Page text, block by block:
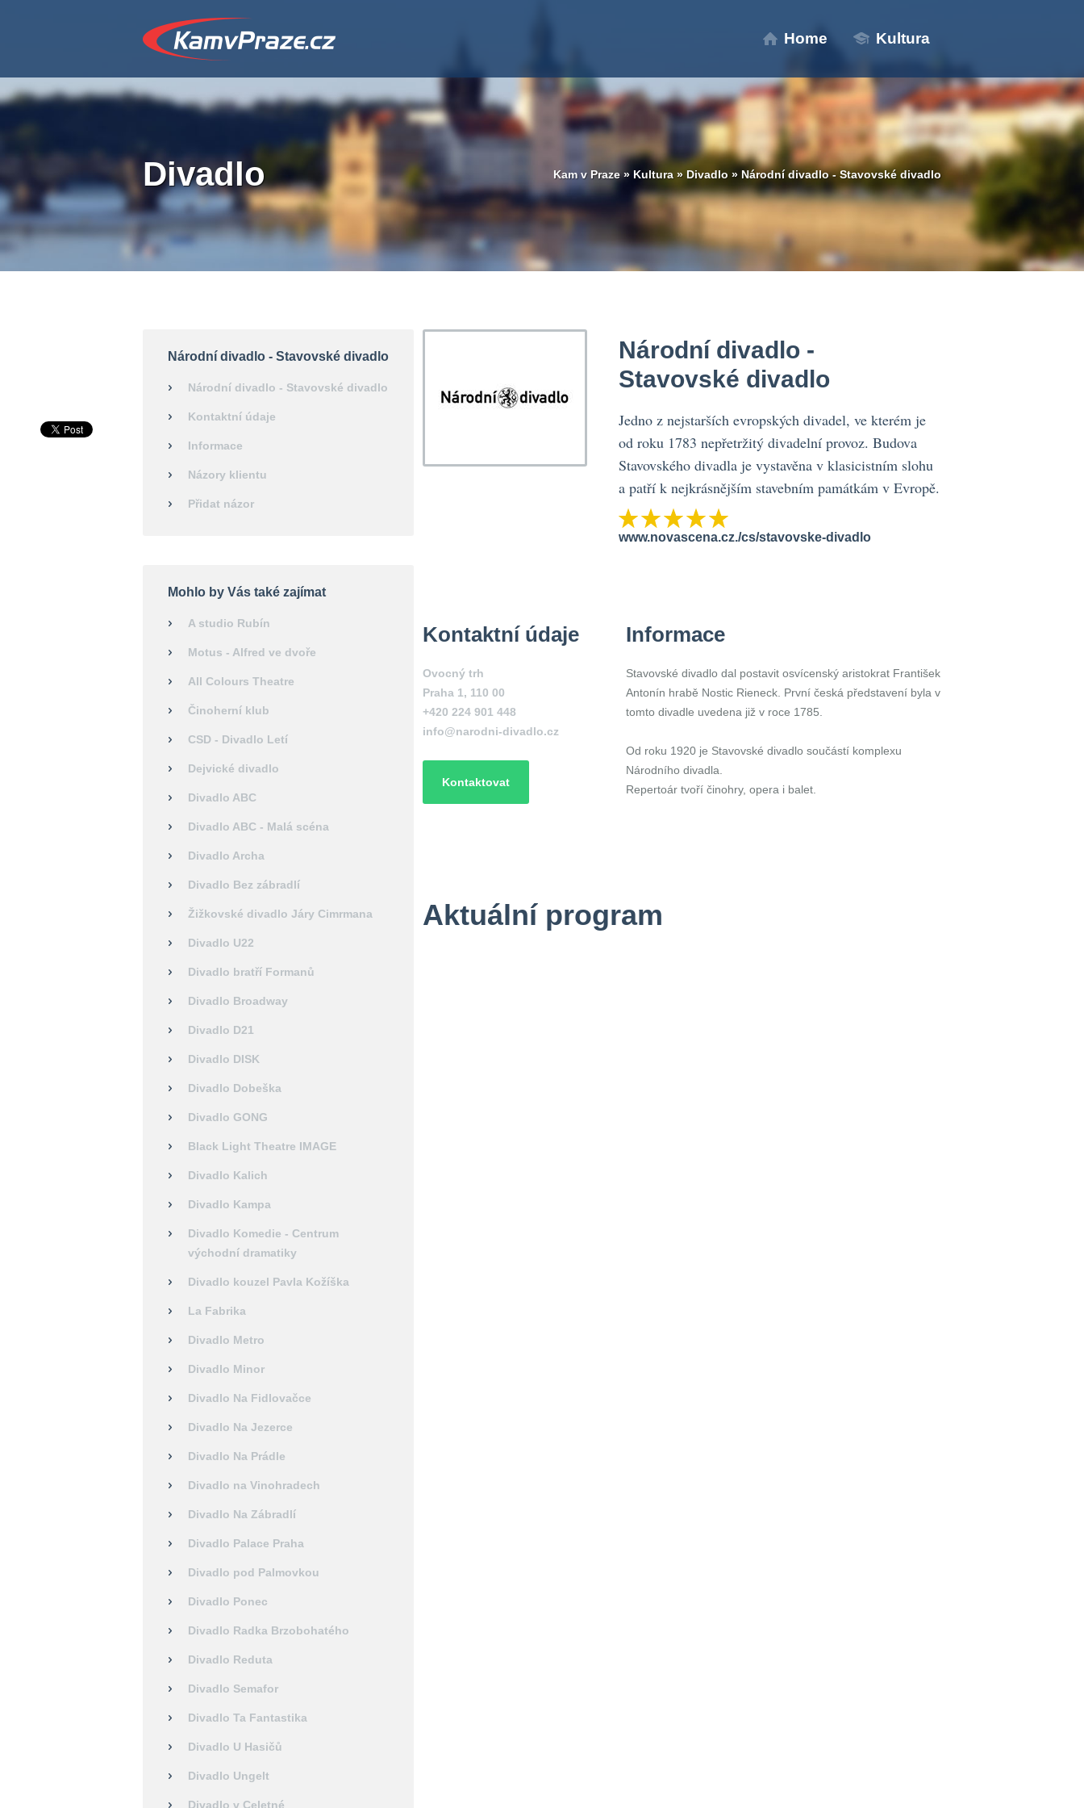
Home Kultura
Divadlo Kam v Praze» Kultura » Divadlo » Národní divadlo - Stavovské divadlo
Národní divadlo - Stavovské divadlo
Národní divadlo - Stavovské divadlo
Kontaktní údaje
Informace
Názory klientu
Přidat názor
Mohlo by Vás také zajímat
A studio Rubín
Motus - Alfred ve dvoře
All Colours Theatre
Činoherní klub
CSD - Divadlo Letí
Dejvické divadlo
Divadlo ABC
Divadlo ABC - Malá scéna
Divadlo Archa
Divadlo Bez zábradlí
Žižkovské divadlo Járy Cimrmana
Divadlo U22
Divadlo bratří Formanů
Divadlo Broadway
Divadlo D21
Divadlo DISK
Divadlo Dobeška
Divadlo GONG
Black Light Theatre IMAGE
Divadlo Kalich
Divadlo Kampa
Divadlo Komedie - Centrum
východní dramatiky
Divadlo kouzel Pavla Kožíška
La Fabrika
Divadlo Metro
Divadlo Minor
Divadlo Na Fidlovačce
Divadlo Na Jezerce
Divadlo Na Prádle
Divadlo na Vinohradech
Divadlo Na Zábradlí
Divadlo Palace Praha
Divadlo pod Palmovkou
Divadlo Ponec
Divadlo Radka Brzobohatého
Divadlo Reduta
Divadlo Semafor
Divadlo Ta Fantastika
Divadlo U Hasičů
Divadlo Ungelt
Divadlo v Celetné
Národní divadlo -
Stavovské divadlo
Jedno z nejstarších evropských divadel, ve kterém je
od roku 1783 nepřetržitý divadelní provoz. Budova
Stavovského divadla je vystavěna v klasicistním slohu
a patří k nejkrásnějším stavebním památkám v Evropě.
www.novascena.cz./cs/stavovske-divadlo
Kontaktní údaje
Ovocný trh
Praha 1, 110 00
+420 224 901 448
info@narodni-divadlo.cz
Kontaktovat
Informace
Stavovské divadlo dal postavit osvícenský aristokrat František
Antonín hrabě Nostic Rieneck. První česká představení byla v
tomto divadle uvedena již v roce 1785.
Od roku 1920 je Stavovské divadlo součástí komplexu
Národního divadla.
Repertoár tvoří činohry, opera i balet.
Aktuální program